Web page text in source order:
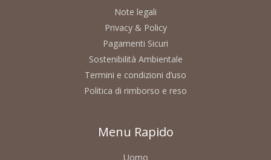
Note legali
Privacy & Policy
Pagamenti Sicuri
Sostenibilità Ambientale
Termini e condizioni d’uso
Politica di rimborso e reso
Menu Rapido
Uomo